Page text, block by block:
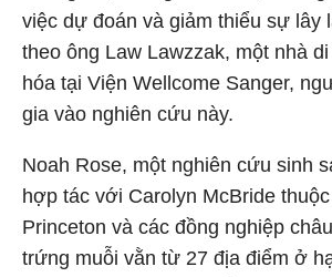
việc dự đoán và giảm thiểu sự lây
theo ông Law Lawzzak, một nhà
hóa tại Viện Wellcome Sanger,
gia vào nghiên cứu này.
Noah Rose, một nghiên cứu sinh
hợp tác với Carolyn McBride
Princeton và các đồng nghiệp
trứng muỗi vằn từ 27 địa điểm ở